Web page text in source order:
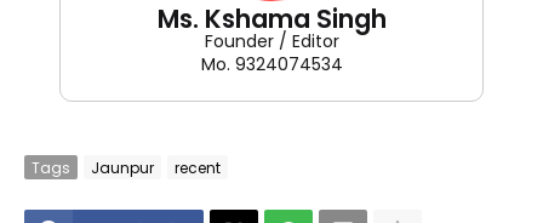
Ms. Kshama Singh
Founder / Editor
Mo. 9324074534
Tags Jaunpur recent